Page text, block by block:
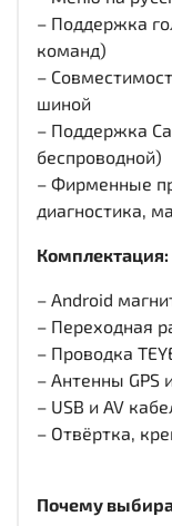
– Поддержка
команд)
–
шиной
– Поддержка
беспроводной)
– Фирменные
диагностика,
Комплектация:
– Android
– Переходная
– Проводка
– Антенны GPS
– USB и AV
– Отвёртка,
Почему